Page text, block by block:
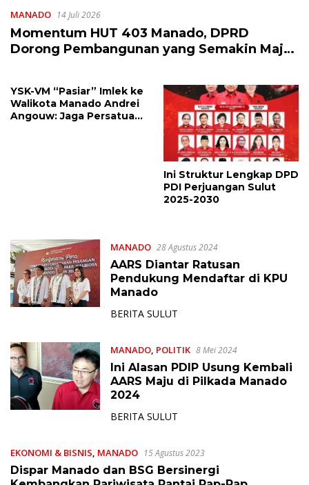
MANADO 14 Juli 2026
Momentum HUT 403 Manado, DPRD
Dorong Pembangunan yang Semakin Maju,
YSK-VM “Pasiar” Imlek ke
Walikota Manado Andrei
Angouw: Jaga Persatuan
Ini Struktur Lengkap DPD
PDI Perjuangan Sulut
2025-2030
MANADO 28 Agustus 2024
AARS Diantar Ratusan
Pendukung Mendaftar di KPU
Manado
BERITA SULUT
MANADO, POLITIK 8 Mei 2024
Ini Alasan PDIP Usung Kembali
AARS Maju di Pilkada Manado
2024
BERITA SULUT
EKONOMI & BISNIS MANADO 15 Agustus 2023
Dispar Manado dan BSG Bersinergi